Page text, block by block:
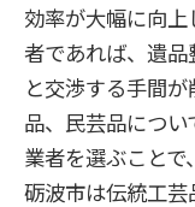
効率が大幅に向
者であれば、遺
と交渉する手間
品、民芸品につ
業者を選ぶことで
砺波市は伝統工